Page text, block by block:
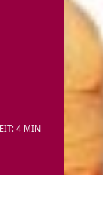
4 MIN